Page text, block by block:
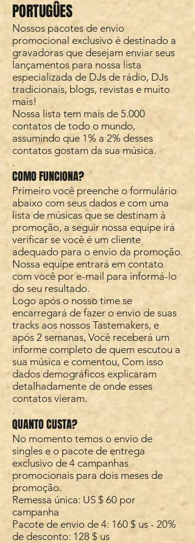
PORTUGÛES
Nossos pacotes de envio
promocional exclusivo é destinado a
gravadoras que desejam enviar seus
lançamentos para nossa lista
especializada de DJs de rádio, DJs
tradicionais, blogs, revistas e muito
mais!
Nossa lista tem mais de 5.000
contatos de todo o mundo,
assumindo que 1% a 2% desses
contatos gostam da sua música.
.
COMO FUNCIONA?
Primeiro você preenche o formulário
abaixo com seus dados e com uma
lista de músicas que se destinam à
promoção, a seguir nossa equipe irá
verificar se você é um cliente
adequado para o envio da promoção.
Nossa equipe entrará em contato
com você por e-mail para informá-lo
do seu resultado.
Logo após o nosso time se
encarregará de fazer o envio de suas
tracks aos nossos Tastemakers, e
após 2 semanas, Você receberá um
informe completo de quem escutou a
sua música e comentou, Com isso
dados demográficos explicaram
detalhadamente de onde esses
contatos vieram.
.
QUANTO CUSTA?
No momento temos o envio de
singles e o pacote de entrega
exclusivo de 4 campanhas
promocionais para dois meses de
promoção.
Remessa única: US $ 60 por
campanha
Pacote de envio de 4: 160 $ ​​us - 20%
de desconto: 128 $ us